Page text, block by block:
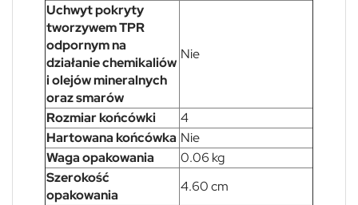
Uchwyt pokryty
tworzywem TPR
odpornym na
działanie chemikaliów
i olejów mineralnych
oraz smarów
Nie
Rozmiar końcówki
4
Hartowana końcówka Nie
Waga opakowania
0.06 kg
Szerokość
opakowania
4.60 cm